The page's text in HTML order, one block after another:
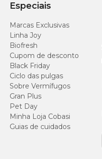
Especiais
Marcas Exclusivas
Linha Joy
Biofresh
Cupom de desconto
Black Friday
Ciclo das pulgas
Sobre Vermífugos
Gran Plus
Pet Day
Minha Loja Cobasi
Guias de cuidados